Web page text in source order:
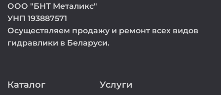
ООО "БНТ Металикс"
УНП 193887571
Осуществляем продажу и ремонт всех видов
гидравлики в Беларуси.
Каталог Услуги